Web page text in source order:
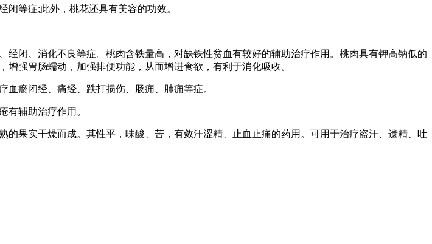
等症;此外，桃花还具有美容的功效。
、消化不良等症。桃肉含铁量高，对缺铁性贫血有较好的辅助治疗作用。桃肉具有钾高钠低的
强胃肠蠕动，加强排便功能，从而增进食欲，有利于消化吸收。
血瘀闭经、痛经、跌打损伤、肠痈、肺痈等症。
辅助治疗作用。
实干燥而成。其性平，味酸、苦，有敛汗涩精、止血止痛的药用。可用于治疗盗汗、遗精、吐